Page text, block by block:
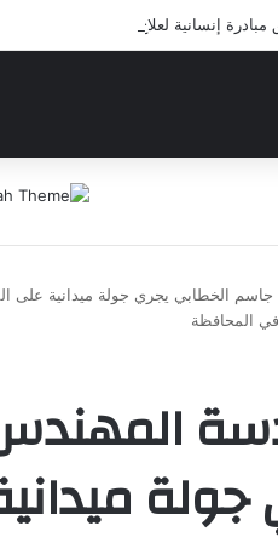
إنسانية لعلاج أيتام مدرسة كافل
الخطابي يجري جولة ميدانية على
في المحافظة